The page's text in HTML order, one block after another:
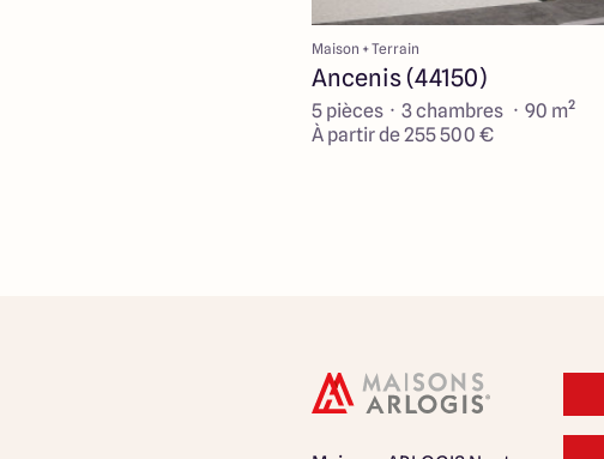
Maison + Terrain
Ancenis (44150)
5 pièces · 3 chambres · 90 m²
À partir de 255 500 €